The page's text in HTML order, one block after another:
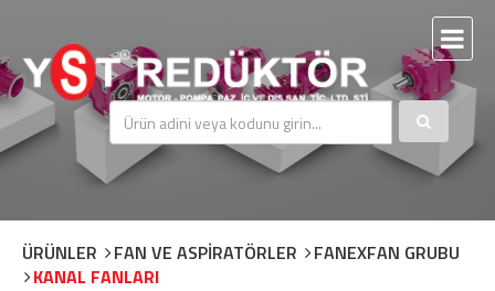
ÜRÜNLER FAN VE ASPİRATÖRLER
FANEXFAN GRUBU
KANAL FANLARI